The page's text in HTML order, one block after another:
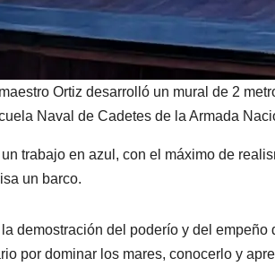
Ortiz desarrolló un mural de 2
Naval de Cadetes de la Armada
un trabajo en azul, con el máximo de
un barco.
la demostración del poderío y del
por dominar los mares, conocerlo y